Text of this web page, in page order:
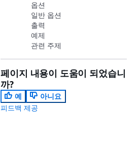
옵션
일반 옵션
출력
예제
관련 주제
페이지 내용이 도움이 되었습니
까?
예
아니요
피드백 제공